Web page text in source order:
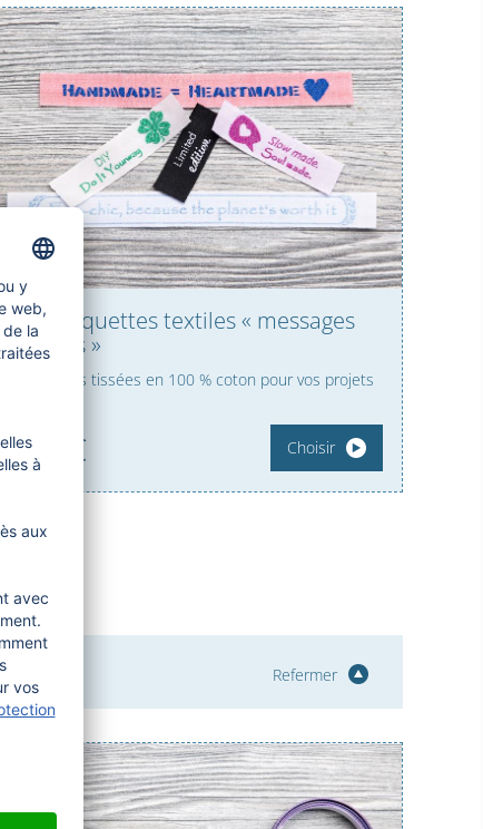
Set d’étiquettes textiles « messages
préférés »
5 étiquettes tissées en 100 % coton pour vos projets
4,95 € Choisir
Refermer